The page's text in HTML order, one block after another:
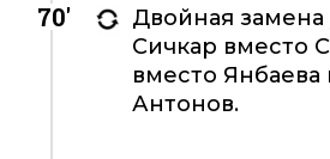
70'
Двойная замена
Сичкар вместо
вместо Янбаева
Антонов.